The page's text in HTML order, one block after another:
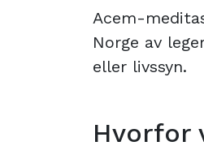
Acem-
Norge av
eller livssyn.
Hvorfor